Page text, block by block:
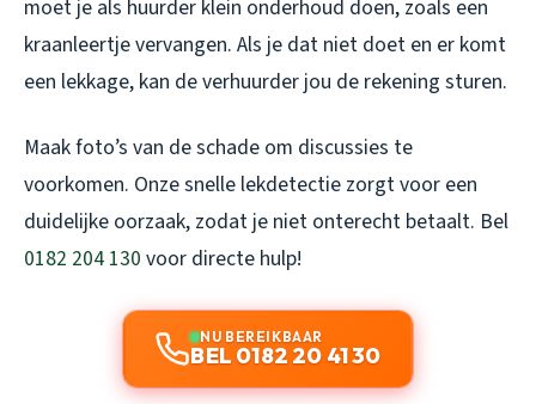
moet je als huurder klein onderhoud doen, zoals een
kraanleertje vervangen. Als je dat niet doet en er komt
een lekkage, kan de verhuurder jou de rekening sturen.
Maak foto’s van de schade om discussies te
voorkomen. Onze snelle lekdetectie zorgt voor een
duidelijke oorzaak, zodat je niet onterecht betaalt. Bel
0182 204 130 voor directe hulp!
NU BEREIKBAAR
BEL 0182 20 41 30